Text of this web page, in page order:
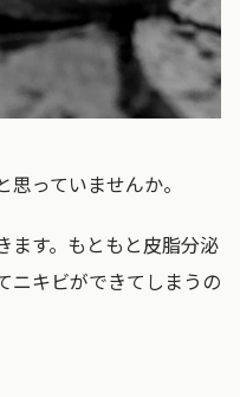
っていませんか。
ます。もともと皮脂分泌
ニキビができてしまうの